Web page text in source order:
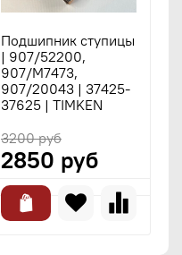
Подшипник ступицы
| 907/52200,
907/M7473,
907/20043 | 37425-
37625 | TIMKEN
3200 руб
2850 руб